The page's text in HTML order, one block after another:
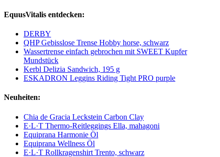
EquusVitalis entdecken:
DERBY
QHP Gebisslose Trense Hobby horse, schwarz
Wassertrense einfach gebrochen mit SWEET Kupfer
Mundstück
Kerbl Delizia Sandwich, 195 g
ESKADRON Leggins Riding Tight PRO purple
Neuheiten:
Chia de Gracia Leckstein Carbon Clay
E·L·T Thermo-Reitleggings Ella, mahagoni
Equiprana Harmonie Öl
Equiprana Wellness Öl
E·L·T Rollkragenshirt Trento, schwarz